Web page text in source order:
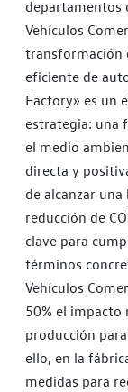
departamentos
Vehículos
transformación
eficiente de
Factory» es un
estrategia: una
el medio
directa y
de alcanzar
reducción de CO
clave para
términos
Vehículos
50% el impacto
producción
ello, en la
medidas para